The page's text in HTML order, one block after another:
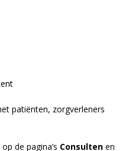
patiënten, zorgverleners
de pagina’s Consulten en